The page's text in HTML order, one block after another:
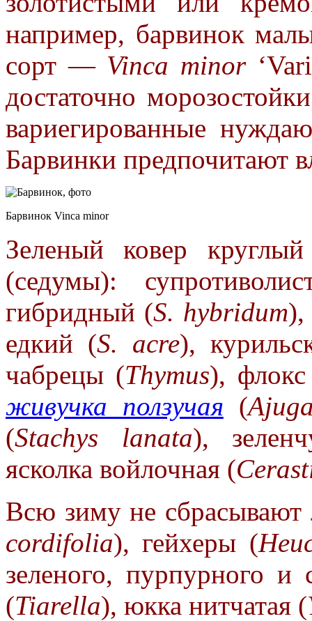
например, барвинок
сорт — Vinca minor
достаточно
вариегированные
Барвинки предпочитают
Барвинок Vinca minor
Зеленый ковер
(седумы):
гибридный (S. hybridum),
едкий (S. acre),
чабрецы (Thymus),
живучка ползучая (
(Stachys lanata),
ясколка войлочная (
Всю зиму не сбрасывают
cordifolia), гейхеры (
зеленого, пурпурного и
(Tiarella), юкка нитчатая (